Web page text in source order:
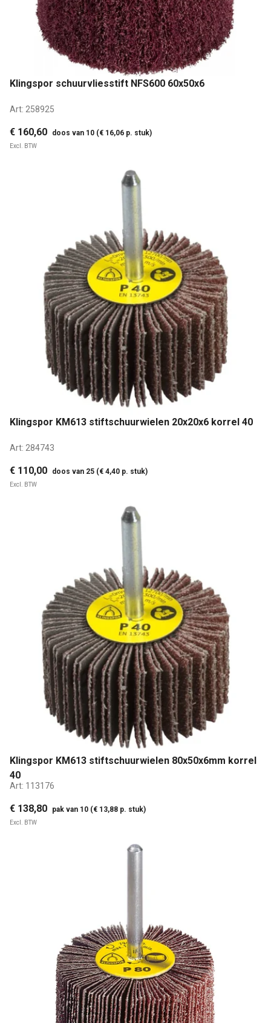
Klingspor schuurvliesstift NFS600 60x50x6
Art: 258925
€ 160,60 doos van 10 (€ 16,06 p. stuk)
Excl. BTW
Klingspor KM613 stiftschuurwielen 20x20x6 korrel 40
Art: 284743
€ 110,00 doos van 25 (€ 4,40 p. stuk)
Excl. BTW
Klingspor KM613 stiftschuurwielen 80x50x6mm korrel
40
Art: 113176
€ 138,80 pak van 10 (€ 13,88 p. stuk)
Excl. BTW